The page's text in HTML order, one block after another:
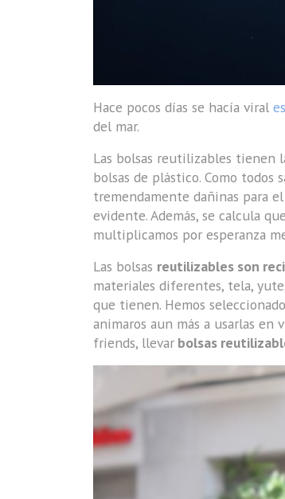
Hace pocos días se hacía viral
del mar.
Las bolsas reutilizables tienen
bolsas de plástico. Como todos
tremendamente dañinas para
evidente. Además, se calcula
multiplicamos por esperanza
Las bolsas reutilizables son
materiales diferentes, tela,
que tienen. Hemos
animaros aun más a usarlas
friends, llevar bolsas